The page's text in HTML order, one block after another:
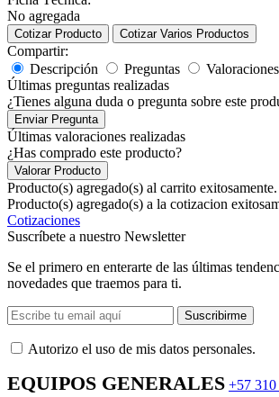
No agregada
Cotizar Producto Cotizar Varios Productos
Compartir:
Descripción
Preguntas
Valoraciones
Últimas preguntas realizadas
¿Tienes alguna duda o pregunta sobre este
Enviar Pregunta
Últimas valoraciones realizadas
¿Has comprado este producto?
Valorar Producto
Producto(s) agregado(s) al carrito exitosamente.
Producto(s) agregado(s) a la cotizacion
Cotizaciones
Suscríbete a nuestro Newsletter
Se el primero en enterarte de las últimas
novedades que traemos para ti.
Suscribirme
Autorizo ​​el uso de mis datos personales.
EQUIPOS GENERALES +57